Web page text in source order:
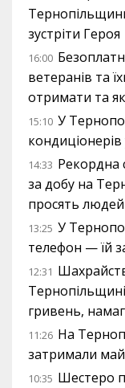
зустріти Героя
16:00
ветеранів та
отримати та
15:10 У
14:33 Рекордна
за добу на
просять
13:25 У
телефон — їй
12:31
гривень,
11:26 На
затримали
10:35 Шестеро